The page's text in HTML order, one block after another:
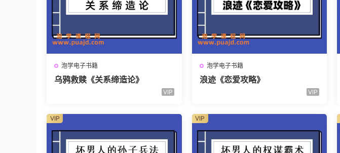
泡学电子书籍
乌鸦救赎《关系缔造论》
VIP
泡学电子书籍
浪迹《恋爱攻略》
VIP
VIP VIP